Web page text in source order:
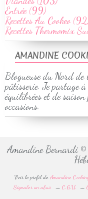
AMANDINE
Blogueuse du Nord de
pâtisserie. Je partage
équilibrées et de
occasions.
Entrée (99)
Recettes Au Cookeo
Recettes Thermomix
Amandine Bernardi
Voir le profil de Amandine
Signaler un abus
C.G.U.